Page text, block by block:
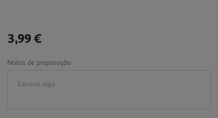
aspeto dourado e estaladiço. Não cozinhar em
peixe. Junte sempre legumes frescos ou cozinhados
para uma refeição saudável e mais equilibrada . A
B atata começou a ser cultivada há mais de 8 mil
mundial. A importância deste tubérculo como
3,99 €
Notas de preparação